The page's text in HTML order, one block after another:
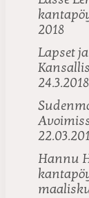
2018
Lapset
24.3.2018
Hannu